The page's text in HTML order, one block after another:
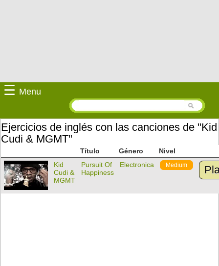
☰ Menu
Ejercicios de inglés con las canciones de "Kid
Cudi & MGMT"
Título Género
Nivel
Kid
Cudi &
MGMT
Pursuit Of
Happiness
Electronica Medium